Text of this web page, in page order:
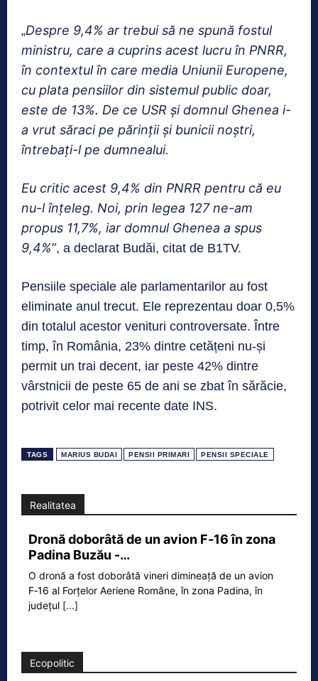
„Despre 9,4% ar trebui să ne spună fostul
ministru, care a cuprins acest lucru în PNRR,
în contextul în care media Uniunii Europene,
cu plata pensiilor din sistemul public doar,
este de 13%. De ce USR și domnul Ghenea i-
a vrut săraci pe părinții și bunicii noștri,
întrebați-l pe dumnealui.
Eu critic acest 9,4% din PNRR pentru că eu
nu-l înțeleg. Noi, prin legea 127 ne-am
propus 11,7%, iar domnul Ghenea a spus
9,4%”, a declarat Budăi, citat de B1TV.
Pensiile speciale ale parlamentarilor au fost
eliminate anul trecut. Ele reprezentau doar 0,5%
din totalul acestor venituri controversate. Între
timp, în România, 23% dintre cetățeni nu-și
permit un trai decent, iar peste 42% dintre
vârstnicii de peste 65 de ani se zbat în sărăcie,
potrivit celor mai recente date INS.
TAGS MARIUS BUDAI PENSII PRIMARI PENSII SPECIALE
Realitatea
Dronă doborâtă de un avion F‑16 în zona
Padina Buzău -…
O dronă a fost doborâtă vineri dimineață de un avion
F‑16 al Forțelor Aeriene Române, în zona Padina, în
județul [...]
Ecopolitic